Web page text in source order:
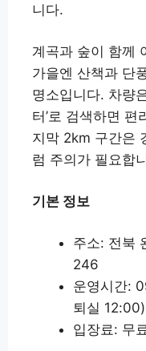
니다.
계곡과 숲이 함께
가을엔 산책과 단
명소입니다. 차량
터’로 검색하면
지막 2km 구간은
럼 주의가 필요합
기본 정보
주소: 전북
246
운영시간:
퇴실 12:00)
입장료: 무